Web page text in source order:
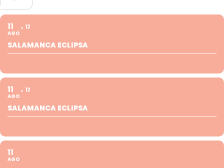
11
AGO
12
SALAMANCA ECLIPSA
11
AGO
12
SALAMANCA ECLIPSA
11
AGO